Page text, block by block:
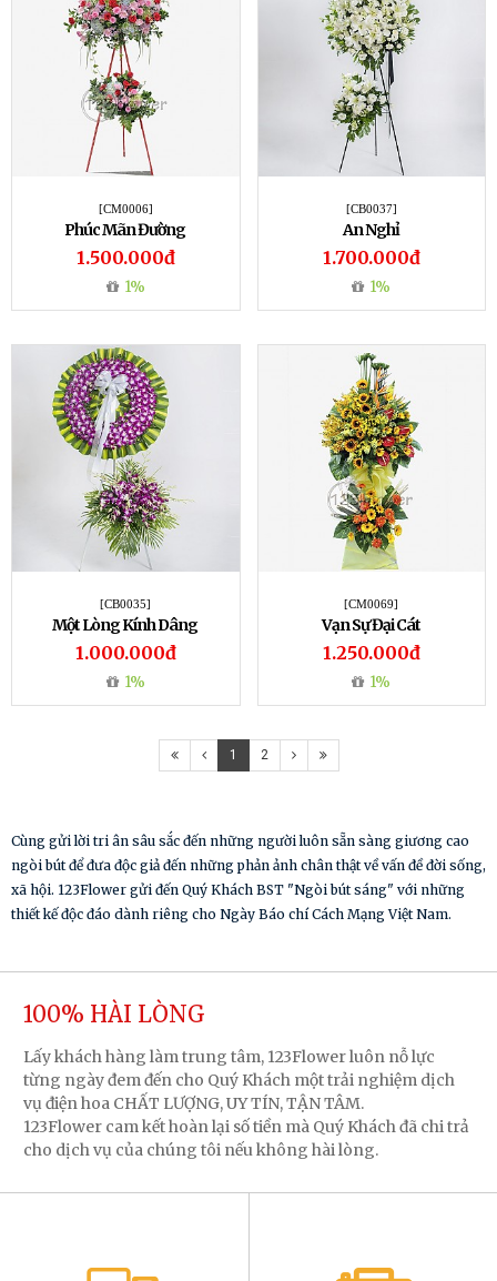
[CM0006]
Phúc Mãn Đường
1.500.000đ
1%
[CB0037]
An Nghỉ
1.700.000đ
1%
[CB0035]
Một Lòng Kính Dâng
1.000.000đ
1%
[CM0069]
Vạn Sự Đại Cát
1.250.000đ
1%
1 2
Cùng gửi lời tri ân sâu sắc đến những người luôn sẵn sàng giương cao
ngòi bút để đưa độc giả đến những phản ảnh chân thật về vấn đề đời sống,
xã hội. 123Flower gửi đến Quý Khách BST "Ngòi bút sáng" với những
thiết kế độc đáo dành riêng cho Ngày Báo chí Cách Mạng Việt Nam.
100% HÀI LÒNG
Lấy khách hàng làm trung tâm, 123Flower luôn nỗ lực
từng ngày đem đến cho Quý Khách một trải nghiệm dịch
vụ điện hoa CHẤT LƯỢNG, UY TÍN, TẬN TÂM.
123Flower cam kết hoàn lại số tiền mà Quý Khách đã chi trả
cho dịch vụ của chúng tôi nếu không hài lòng.